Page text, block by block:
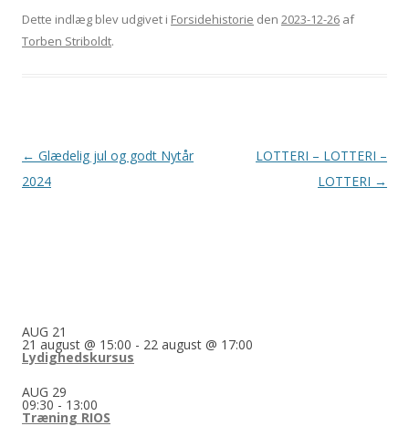
Dette indlæg blev udgivet i Forsidehistorie den 2023-12-26 af
Torben Striboldt.
Indlægsnavigation
← Glædelig jul og godt Nytår
2024
LOTTERI – LOTTERI –
LOTTERI →
AUG 21
21 august @ 15:00 - 22 august @ 17:00
Lydighedskursus
AUG 29
09:30 - 13:00
Træning RIOS